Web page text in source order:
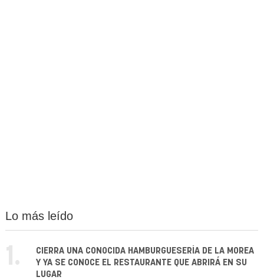
Lo más leído
1.
CIERRA UNA CONOCIDA HAMBURGUESERÍA DE LA MOREA
Y YA SE CONOCE EL RESTAURANTE QUE ABRIRÁ EN SU
LUGAR